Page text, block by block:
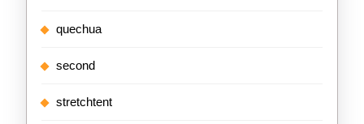
quechua
second
stretchtent